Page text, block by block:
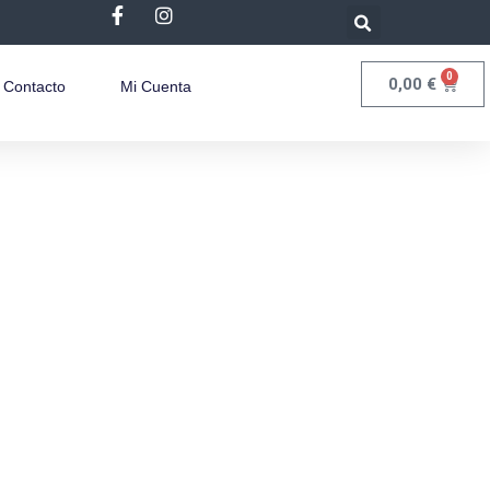
Contacto Mi Cuenta 0,00 € 0